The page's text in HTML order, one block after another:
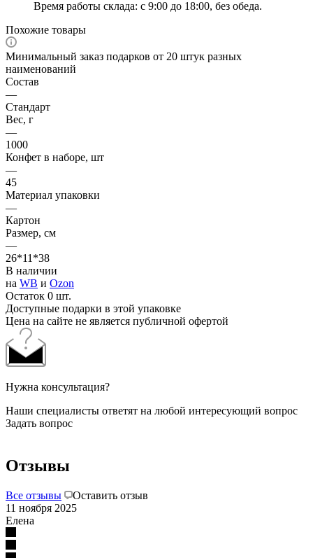
Время работы склада: с 9:00 до 18:00, без обеда.
Похожие товары
Минимальный заказ подарков от 20 штук разных
наименований
Состав
—
Стандарт
Вес, г
—
1000
Конфет в наборе, шт
—
45
Материал упаковки
—
Картон
Размер, см
—
26*11*38
В наличии
на WB и Ozon
Остаток 0 шт.
Доступные подарки в этой упаковке
Цена на сайте не является публичной офертой
Нужна консультация?
Наши специалисты ответят на любой интересующий вопрос
Задать вопрос
Отзывы
Все отзывы
Оставить отзыв
11 ноября 2025
Елена